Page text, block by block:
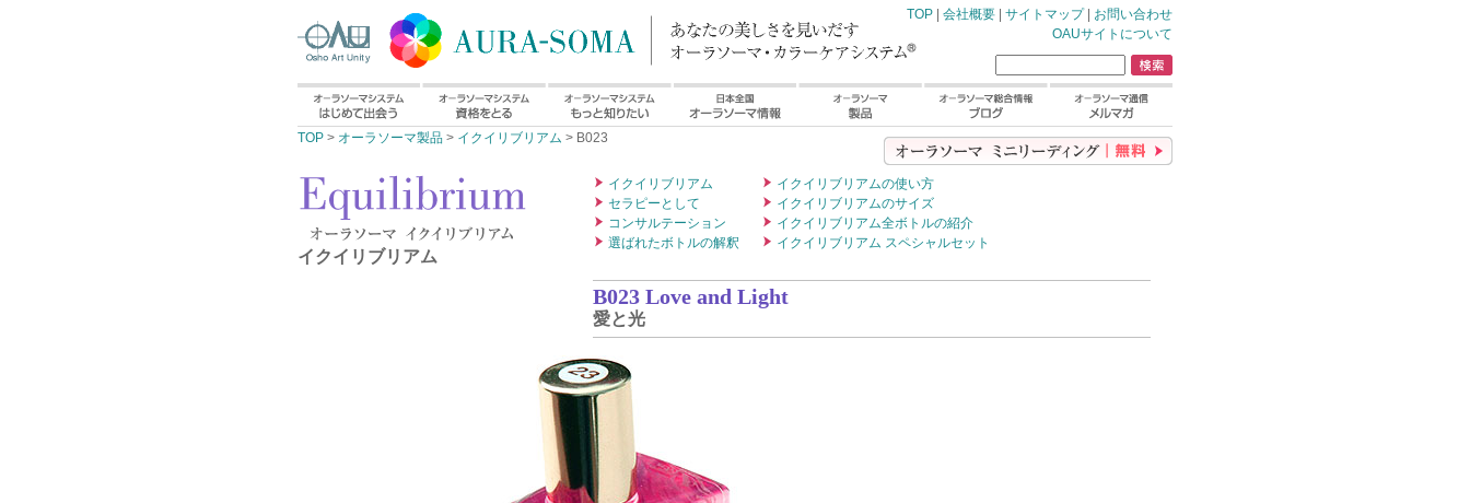
TOP | 会社概要 | サイトマップ| お問い合わせ
OAUサイトについて
TOP > オーラソーマ製品 > イクイリブリアム > B023
イクイリブリアム
イクイリブリアム
セラピーとして
コンサルテーション
選ばれたボトルの解釈
イクイリブリアムの使い方
イクイリブリアムのサイズ
イクイリブリアム全ボトルの紹介
イクイリブリアム スペシャルセット
B023 Love and Light
愛と光